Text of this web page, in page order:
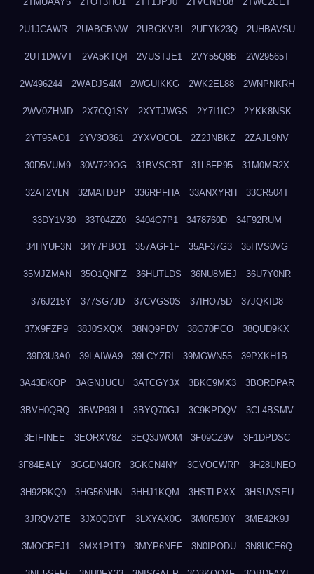
2U1JCAWR 2UABCBNW 2UBGKVBI 2UFYK23Q 2UHBAVSU
2UT1DWVT 2VA5KTQ4 2VUSTJE1 2VY55Q8B 2W29565T
2W496244 2WADJS4M 2WGUIKKG 2WK2EL88 2WNPNKRH
2WV0ZHMD 2X7CQ1SY 2XYTJWGS 2Y7I1IC2 2YKK8NSK
2YT95AO1 2YV3O361 2YXVOCOL 2Z2JNBKZ 2ZAJL9NV
30D5VUM9 30W729OG 31BVSCBT 31L8FP95 31M0MR2X
32AT2VLN 32MATDBP 336RPFHA 33ANXYRH 33CR504T
33DY1V30 33T04ZZ0 3404O7P1 3478760D 34F92RUM
34HYUF3N 34Y7PBO1 357AGF1F 35AF37G3 35HVS0VG
35MJZMAN 35O1QNFZ 36HUTLDS 36NU8MEJ 36U7Y0NR
376J215Y 377SG7JD 37CVGS0S 37IHO75D 37JQKID8
37X9FZP9 38J0SXQX 38NQ9PDV 38O70PCO 38QUD9KX
39D3U3A0 39LAIWA9 39LCYZRI 39MGWN55 39PXKH1B
3A43DKQP 3AGNJUCU 3ATCGY3X 3BKC9MX3 3BORDPAR
3BVH0QRQ 3BWP93L1 3BYQ70GJ 3C9KPDQV 3CL4BSMV
3EIFINEE 3EORXV8Z 3EQ3JWOM 3F09CZ9V 3F1DPDSC
3F84EALY 3GGDN4OR 3GKCN4NY 3GVOCWRP 3H28UNEO
3H92RKQ0 3HG56NHN 3HHJ1KQM 3HSTLPXX 3HSUVSEU
3JRQV2TE 3JX0QDYF 3LXYAX0G 3M0R5J0Y 3ME42K9J
3MOCREJ1 3MX1P1T9 3MYP6NEF 3N0IPODU 3N8UCE6Q